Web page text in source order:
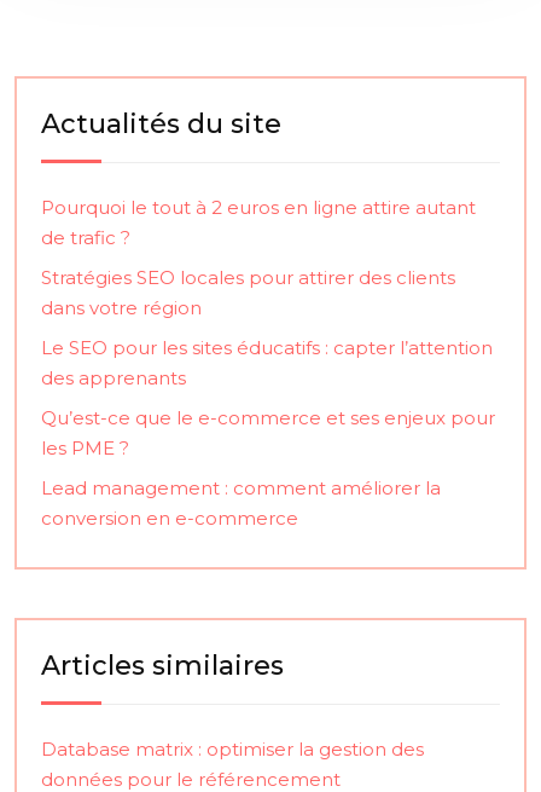
Actualités du site
Pourquoi le tout à 2 euros en ligne attire autant
de trafic ?
Stratégies SEO locales pour attirer des clients
dans votre région
Le SEO pour les sites éducatifs : capter l’attention
des apprenants
Qu’est-ce que le e-commerce et ses enjeux pour
les PME ?
Lead management : comment améliorer la
conversion en e-commerce
Articles similaires
Database matrix : optimiser la gestion des
données pour le référencement